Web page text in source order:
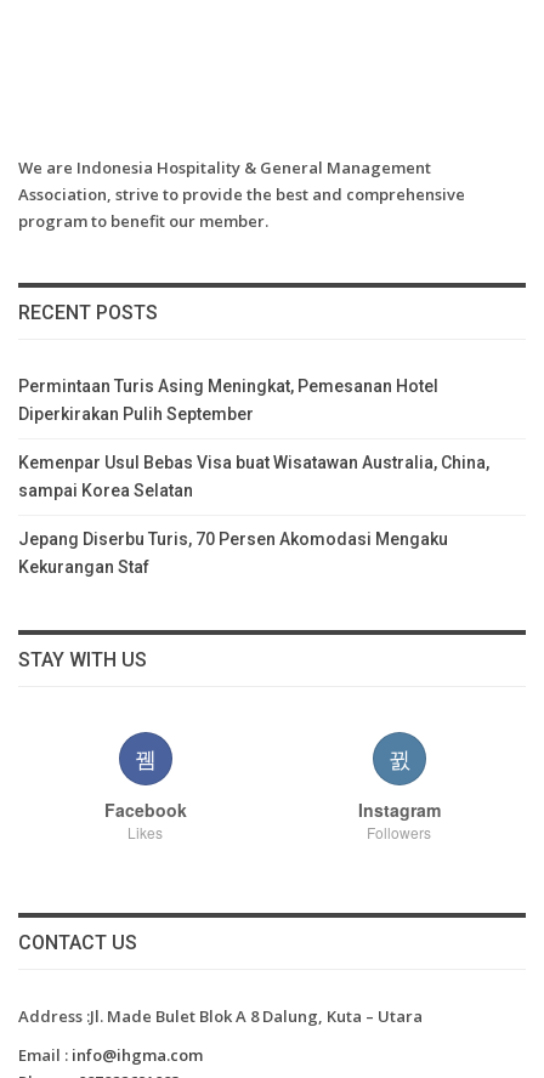
We are Indonesia Hospitality & General Management
Association, strive to provide the best and comprehensive
program to benefit our member.
RECENT POSTS
Permintaan Turis Asing Meningkat, Pemesanan Hotel
Diperkirakan Pulih September
Kemenpar Usul Bebas Visa buat Wisatawan Australia, China,
sampai Korea Selatan
Jepang Diserbu Turis, 70 Persen Akomodasi Mengaku
Kekurangan Staf
STAY WITH US
Facebook
Likes
Instagram
Followers
CONTACT US
Address :Jl. Made Bulet Blok A 8 Dalung, Kuta – Utara
Email : info@ihgma.com